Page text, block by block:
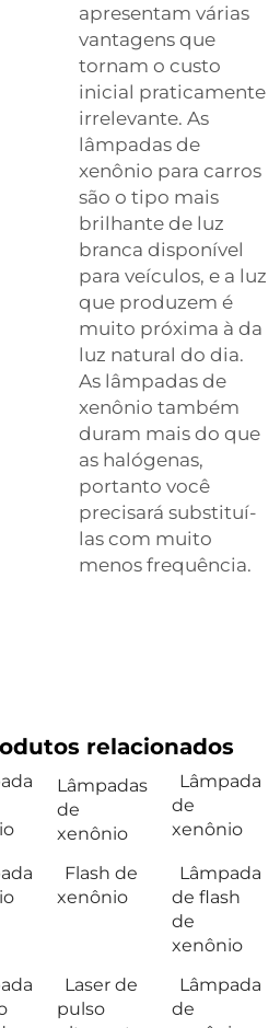
apresentam várias
vantagens que
tornam o custo
inicial praticamente
irrelevante. As
lâmpadas de
xenônio para carros
são o tipo mais
brilhante de luz
branca disponível
para veículos, e a luz
que produzem é
muito próxima à da
luz natural do dia.
As lâmpadas de
xenônio também
duram mais do que
as halógenas,
portanto você
precisará substituí-
las com muito
menos frequência.
relacionados
Lâmpadas
de
xenônio
Lâmpada
de
xenônio
Flash de
xenônio
Lâmpada
de flash
de
xenônio
Laser de
pulso
Lâmpada
de